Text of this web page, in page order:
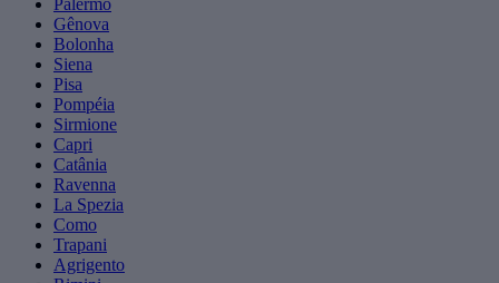
Palermo
Gênova
Bolonha
Siena
Pisa
Pompéia
Sirmione
Capri
Catânia
Ravenna
La Spezia
Como
Trapani
Agrigento